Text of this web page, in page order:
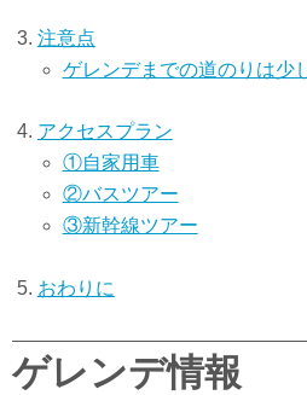
注意点
ゲレンデまでの道のりは少
アクセスプラン
①自家用車
②バスツアー
③新幹線ツアー
おわりに
ゲレンデ情報